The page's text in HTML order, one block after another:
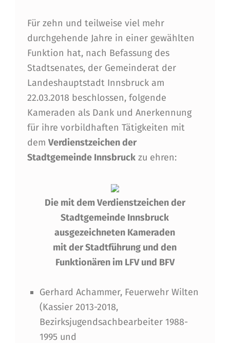
Für zehn und teilweise viel mehr
durchgehende Jahre in einer gewählten
Funktion hat, nach Befassung des
Stadtsenates, der Gemeinderat der
Landeshauptstadt Innsbruck am
22.03.2018 beschlossen, folgende
Kameraden als Dank und Anerkennung
für ihre vorbildhaften Tätigkeiten mit
dem Verdienstzeichen der
Stadtgemeinde Innsbruckzu ehren:
Die mit dem Verdienstzeichen der
Stadtgemeinde Innsbruck
ausgezeichneten Kameraden
mit der Stadtführung und den
Funktionären im LFV und BFV
Gerhard Achammer, Feuerwehr Wilten
(Kassier 2013-2018,
Bezirksjugendsachbearbeiter 1988-
1995 und